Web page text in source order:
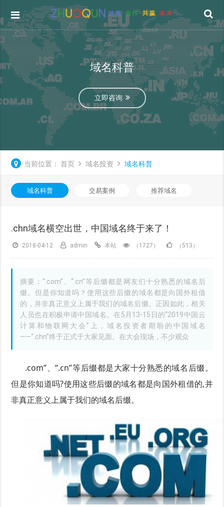
域名科普
立即咨询
当前位置： 首页 域名投资 域名科普
域名科普 交易案例 推荐域名
.chn域名横空出世，中国域名终于来了！
2018-04-12 admin 本站 （1727） （513）
摘要：“.com”、“.cn”等后缀都是网友们十分熟悉的域名后
缀。但是你知道吗？使用这些后缀的域名都是向国外租借
的，并非真正意义上属于我们的域名后缀。正因如此，相关
人员也在积极申请中国域名。在5月13-15日的“2019中国云
计算和物联网大会”上，域名投资者期盼的中国域名
——“.chn”终于正式于大家见面。在大会现场，不少观众
.com”、“.cn”等后缀都是大家十分熟悉的域名后缀。
但是你知道吗?使用这些后缀的域名都是向国外租借的,并
非真正意义上属于我们的域名后缀。